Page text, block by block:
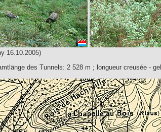
16.10.2005)
des Tunnels: 2 528 m ; longueur creusée -